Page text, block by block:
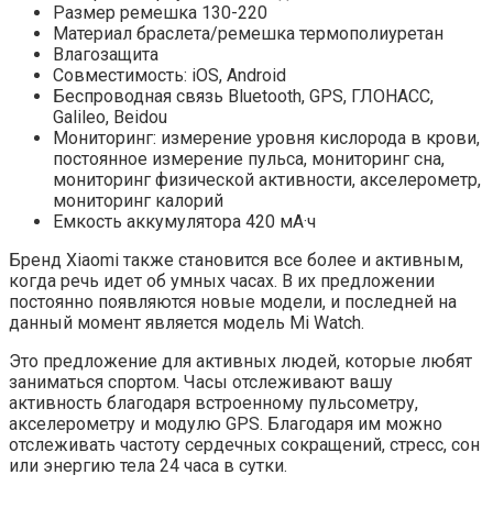
Размер ремешка 130-220
Материал браслета/ремешка термополиуретан
Влагозащита
Совместимость: iOS, Android
Беспроводная связь Bluetooth, GPS, ГЛОНАСC,
Galileo, Beidou
Мониторинг: измерение уровня кислорода в крови,
постоянное измерение пульса, мониторинг сна,
мониторинг физической активности, акселерометр,
мониторинг калорий
Емкость аккумулятора 420 мА·ч
Бренд Xiaomi также становится все более и активным,
когда речь идет об умных часах. В их предложении
постоянно появляются новые модели, и последней на
данный момент является модель Mi Watch.
Это предложение для активных людей, которые любят
заниматься спортом. Часы отслеживают вашу
активность благодаря встроенному пульсометру,
акселерометру и модулю GPS. Благодаря им можно
отслеживать частоту сердечных сокращений, стресс, сон
или энергию тела 24 часа в сутки.